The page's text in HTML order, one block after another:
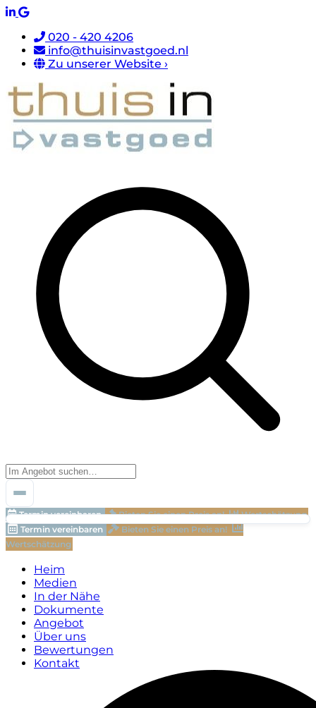
020 - 420 4206
info@thuisinvastgoed.nl
Zu unserer Website ›
Termin vereinbaren Bieten Sie einen Preis an!
Wertschätzung
Termin vereinbaren
Bieten Sie einen Preis an!
Wertschätzung
Heim
Medien
In der Nähe
Dokumente
Angebot
Über uns
Bewertungen
Kontakt